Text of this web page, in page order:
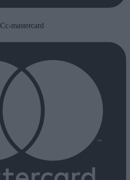
Cc-mastercard